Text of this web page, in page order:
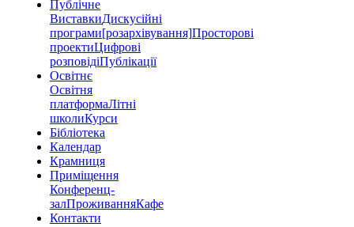
Публічне
ВиставкиДискусійні
програми[розархівування]Просторові
проектиЦифрові
розповідіПублікації
Освітнє
Освітня
платформаЛітні
школиКурси
Бібліотека
Календар
Крамниця
Приміщення
Конференц-
залПроживанняКафе
Контакти